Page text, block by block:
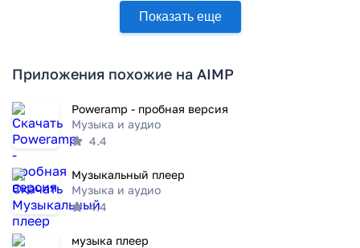
Показать еще
Приложения похожие на AIMP
Poweramp - пробная версия
Музыка и аудио
4.4
Музыкальный плеер
Музыка и аудио
4.4
музыка плеер